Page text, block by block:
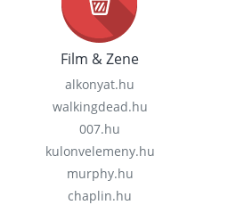
Film & Zene
alkonyat.hu
walkingdead.hu
007.hu
kulonvelemeny.hu
murphy.hu
chaplin.hu